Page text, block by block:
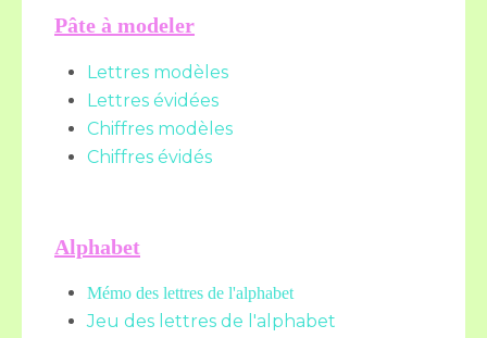
Pâte à modeler
Lettres modèles
Lettres évidées
Chiffres modèles
Chiffres évidés
Alphabet
Mémo des lettres de l'alphabet
Jeu des lettres de l'alphabet